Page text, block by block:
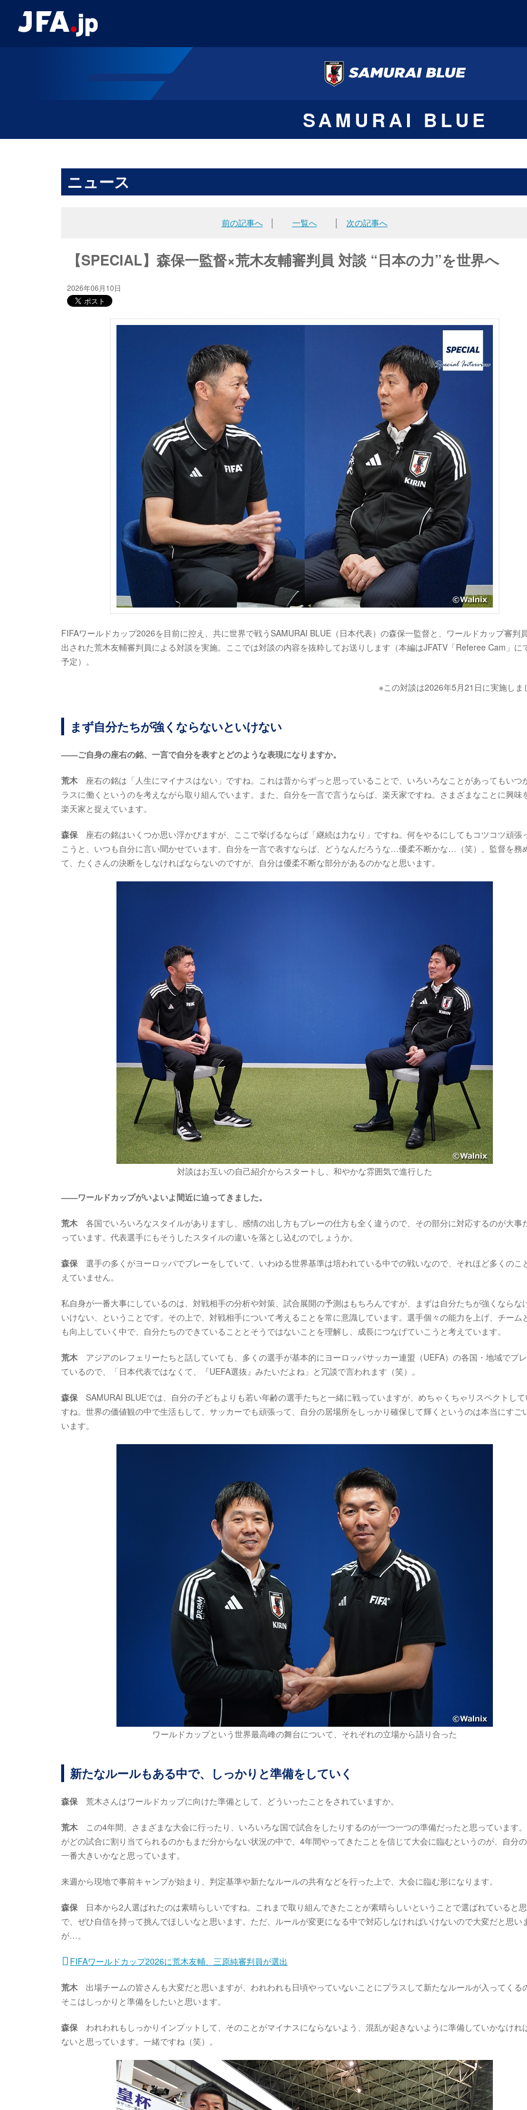
SAMURAI BLUE
ニュース
前の記事へ│ 一覧へ 次の記事へ
【SPECIAL】森保一監督×荒木友輔審判員 対談 “日本の力”を世界へ
2026年06月10日
FIFAワールドカップ2026を目前に控え、共に世界で戦うSAMURAI BLUE（日本代表）の森保一監督と、ワールドカップ審判
出された荒木友輔審判員による対談を実施。ここでは対談の内容を抜粋してお送りします（本編はJFATV「Referee Cam」に
予定）。
※この対談は2026年5月21日に実施しま
まず自分たちが強くならないといけない
――ご自身の座右の銘、一言で自分を表すとどのような表現になりますか。
荒木 座右の銘は「人生にマイナスはない」ですね。これは昔からずっと思っていることで、いろいろなことがあってもいつ
ラスに働くというのを考えながら取り組んでいます。また、自分を一言で言うならば、楽天家ですね。さまざまなことに興味
楽天家と捉えています。
森保 座右の銘はいくつか思い浮かびますが、ここで挙げるならば「継続は力なり」ですね。何をやるにしてもコツコツ頑張
こうと、いつも自分に言い聞かせています。自分を一言で表すならば、どうなんだろうな…優柔不断かな…（笑）。監督を務
て、たくさんの決断をしなければならないのですが、自分は優柔不断な部分があるのかなと思います。
対談はお互いの自己紹介からスタートし、和やかな雰囲気で進行した
――ワールドカップがいよいよ間近に迫ってきました。
荒木 各国でいろいろなスタイルがありますし、感情の出し方もプレーの仕方も全く違うので、その部分に対応するのが大事
っています。代表選手にもそうしたスタイルの違いを落とし込むのでしょうか。
森保 選手の多くがヨーロッパでプレーをしていて、いわゆる世界基準は培われている中での戦いなので、それほど多くのこ
えていません。
私自身が一番大事にしているのは、対戦相手の分析や対策、試合展開の予測はもちろんですが、まずは自分たちが強くならな
いけない、ということです。その上で、対戦相手について考えることを常に意識しています。選手個々の能力を上げ、チーム
も向上していく中で、自分たちのできていることとそうではないことを理解し、成長につなげていこうと考えています。
荒木 アジアのレフェリーたちと話していても、多くの選手が基本的にヨーロッパサッカー連盟（UEFA）の各国・地域でプ
ているので、「日本代表ではなくて、『UEFA選抜』みたいだよね」と冗談で言われます（笑）。
森保 SAMURAI BLUEでは、自分の子どもよりも若い年齢の選手たちと一緒に戦っていますが、めちゃくちゃリスペクトして
すね。世界の価値観の中で生活もして、サッカーでも頑張って、自分の居場所をしっかり確保して輝くというのは本当にすご
います。
ワールドカップという世界最高峰の舞台について、それぞれの立場から語り合った
新たなルールもある中で、しっかりと準備をしていく
森保 荒木さんはワールドカップに向けた準備として、どういったことをされていますか。
荒木 この4年間、さまざまな大会に行ったり、いろいろな国で試合をしたりするのが一つ一つの準備だったと思っています
がどの試合に割り当てられるのかもまだ分からない状況の中で、4年間やってきたことを信じて大会に臨むというのが、自分
一番大きいかなと思っています。
来週から現地で事前キャンプが始まり、判定基準や新たなルールの共有などを行った上で、大会に臨む形になります。
森保 日本から2人選ばれたのは素晴らしいですね。これまで取り組んできたことが素晴らしいということで選ばれていると
で、ぜひ自信を持って挑んでほしいなと思います。ただ、ルールが変更になる中で対応しなければいけないので大変だと思い
が…。
FIFAワールドカップ2026に荒木友輔、三原純審判員が選出
荒木 出場チームの皆さんも大変だと思いますが、われわれも日頃やっていないことにプラスして新たなルールが入ってくるの
そこはしっかりと準備をしたいと思います。
森保 われわれもしっかりインプットして、そのことがマイナスにならないよう、混乱が起きないように準備していかなけれ
ないと思っています。一緒ですね（笑）。